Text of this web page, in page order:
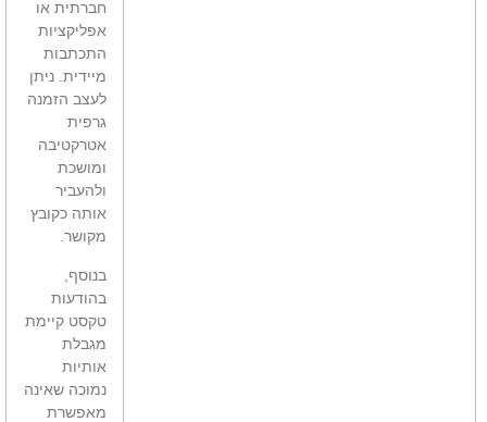
חברתית או
אפליקציות
התכתבות
מיידית. ניתן
לעצב הזמנה
גרפית
אטרקטיבה
ומושכת
ולהעביר
אותה כקובץ
מקושר.
בנוסף,
בהודעות
טקסט קיימת
מגבלת
אותיות
נמוכה שאינה
מאפשרת